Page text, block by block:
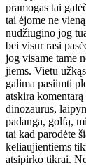
pramogas tai
tai ėjome ne
nudžiugino jog
bei visur rasi
jog visame tame
jiems. Vietu
galima pasiimti
atskira
dinozaurus,
padanga, golfą,
tai kad parodėte
keliaujientiems
atsipirko tikrai.